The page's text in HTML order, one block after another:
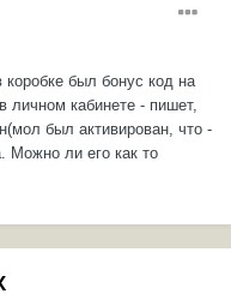
был бонус код на
личном кабинете - пишет,
был активирован, что -
Можно ли его как то